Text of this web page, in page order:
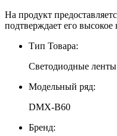
На продукт
подтверждает его высокое
Тип Товара:
Светодиодные ленты
Модельный ряд:
DMX-B60
Бренд: